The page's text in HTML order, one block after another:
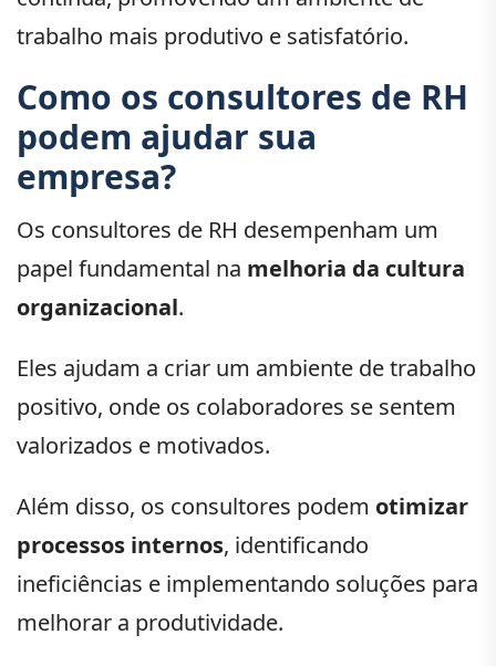
trabalho mais produtivo e satisfatório.
Como os consultores de RH
podem ajudar sua
empresa?
Os consultores de RH desempenham um
papel fundamental na melhoria da cultura
organizacional.
Eles ajudam a criar um ambiente de trabalho
positivo, onde os colaboradores se sentem
valorizados e motivados.
Além disso, os consultores podem otimizar
processos internos, identificando
ineficiências e implementando soluções para
melhorar a produtividade.